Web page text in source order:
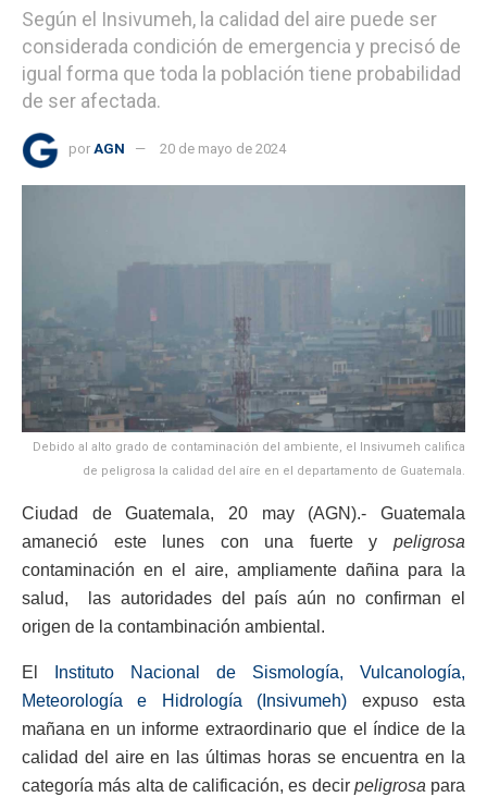
Según el Insivumeh, la calidad del aire puede ser
considerada condición de emergencia y precisó de
igual forma que toda la población tiene probabilidad
de ser afectada.
por AGN 20 de mayo de 2024
Debido al alto grado de contaminación del ambiente, el Insivumeh califica
de peligrosa la calidad del aíre en el departamento de Guatemala.
Ciudad de Guatemala, 20 may (AGN).- Guatemala
amaneció este lunes con una fuerte y peligrosa
contaminación en el aire, ampliamente dañina para la
salud, las autoridades del país aún no confirman el
origen de la contambinación ambiental.
El
Instituto Nacional de Sismología, Vulcanología,
Meteorología e Hidrología (Insivumeh) expuso esta
mañana en un informe extraordinario que el índice de la
calidad del aire en las últimas horas se encuentra en la
categoría más alta de calificación, es decir peligrosapara